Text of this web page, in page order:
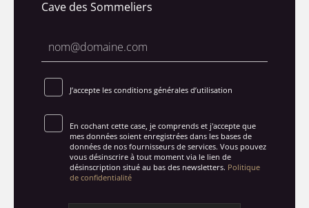
Cave des Sommeliers
J’accepte les conditions générales d’utilisation
En cochant cette case, je comprends et j'accepte que
mes données soient enregistrées dans les bases de
données de nos fournisseurs de services. Vous pouvez
vous désinscrire à tout moment via le lien de
désinscription situé au bas des newsletters. Politique
de confidentialité